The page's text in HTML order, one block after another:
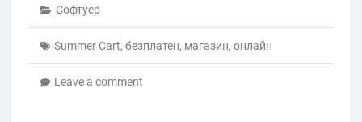
Софтуер
Summer Cart, безплатен, магазин, онлайн
Leave a comment